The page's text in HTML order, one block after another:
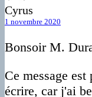
Cyrus
1 novembre 2020
Bonsoir M.
Ce message
écrire, car j'ai